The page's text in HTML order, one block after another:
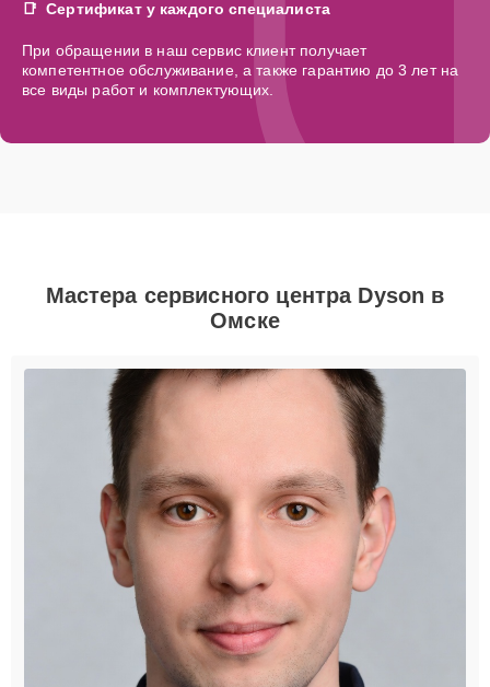
Сертификат у каждого специалиста
При обращении в наш сервис клиент получает
компетентное обслуживание, а также гарантию до 3 лет на
все виды работ и комплектующих.
Мастера сервисного центра Dyson в
Омске